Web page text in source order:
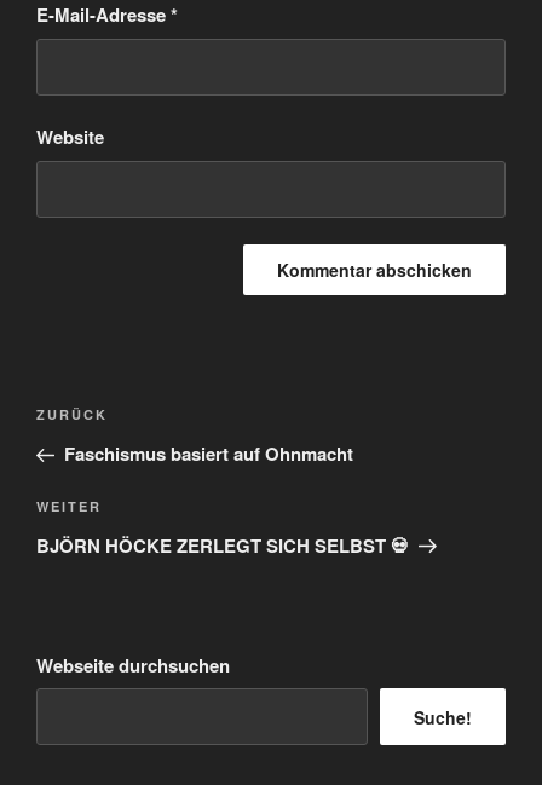
E-Mail-Adresse*
Website
Beitragsnavigation
Vorheriger
Beitrag
ZURÜCK
Faschismus basiert auf Ohnmacht
Nächster
Beitrag
WEITER
BJÖRN HÖCKE ZERLEGT SICH SELBST 💀
Webseite durchsuchen
Suche!